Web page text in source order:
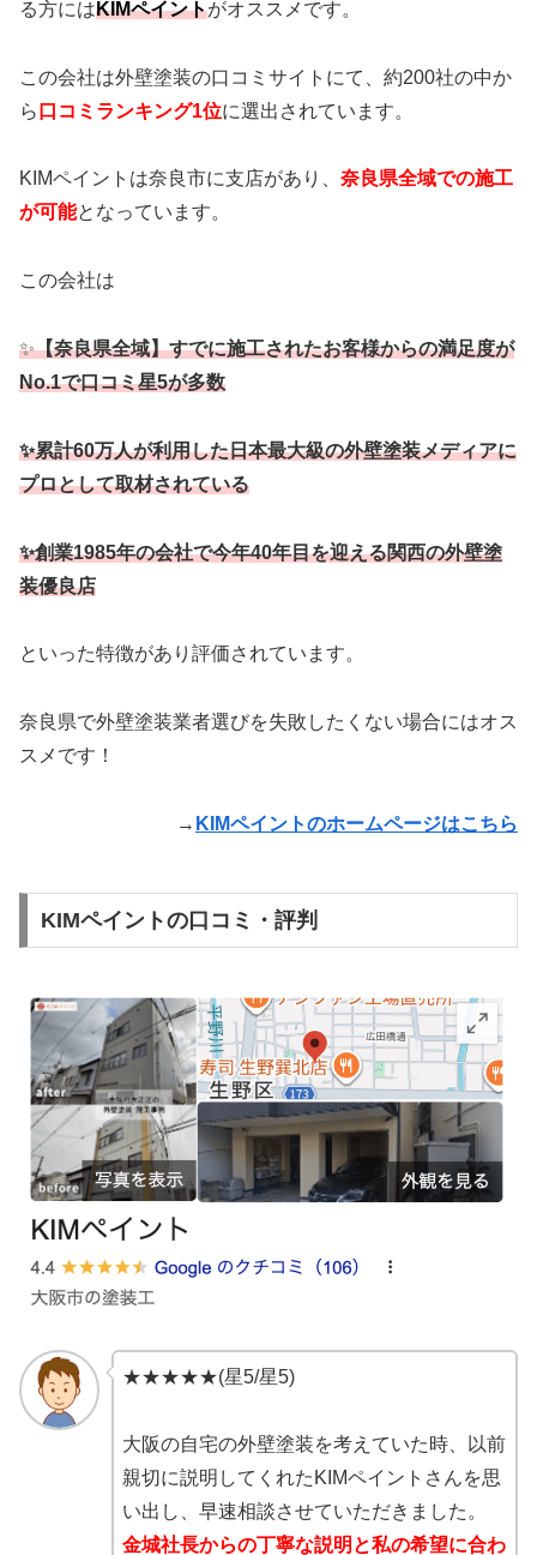
る方にはKIMペイントがオススメです。
この会社は外壁塗装の口コミサイトにて、約200社の中か
ら 口コミランキング1位に選出されています。
KIMペイントは奈良市に支店があり、 奈良県全域での施工
が可能となっています。
この会社は
✨【奈良県全域】すでに施工されたお客様からの満足度が
No.1で口コミ星5が多数
✨累計60万人が利用した日本最大級の外壁塗装メディアに
プロとして取材されている
✨創業1985年の会社で今年40年目を迎える関西の外壁塗
装優良店
といった特徴があり評価されています。
奈良県で外壁塗装業者選びを失敗したくない場合にはオス
スメです！
→ KIMペイントのホームページはこちら
KIMペイントの口コミ・評判
★★★★★(星5/星5)
大阪の自宅の外壁塗装を考えていた時、以前
親切に説明してくれたKIMペイントさんを思
い出し、早速相談させていただきました。
金城社長からの丁寧な説明と私の希望に合わ